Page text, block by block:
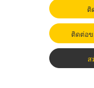
ติ
ติดต่อ
ส